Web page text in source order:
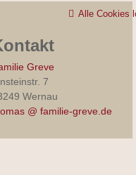
Alle Cookies
Greve
7
Wernau
@ familie-greve.de